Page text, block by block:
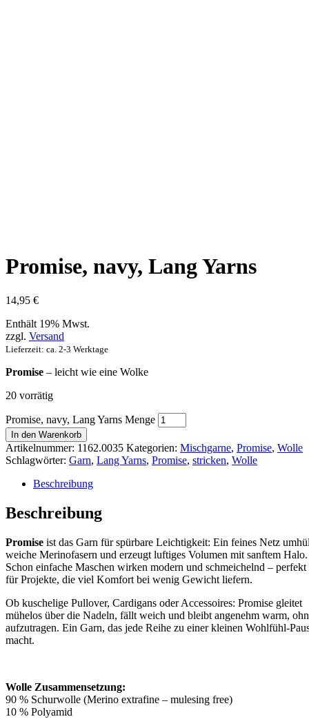
Promise, navy, Lang Yarns
14,95 €
Enthält 19% Mwst.
zzgl. Versand
Lieferzeit: ca. 2-3 Werktage
Promise – leicht wie eine Wolke
20 vorrätig
Promise, navy, Lang Yarns Menge
In den Warenkorb
Artikelnummer: 1162.0035 Kategorien: Mischgarne, Promise, Wolle
Schlagwörter: Garn, Lang Yarns, Promise, stricken, Wolle
Beschreibung
Beschreibung
Promise ist das Garn für spürbare Leichtigkeit: Ein feines Netz
weiche Merinofasern und erzeugt luftiges Volumen mit sanftem Halo.
Schon einfache Maschen wirken modern und schmeichelnd – perfekt
für Projekte, die viel Komfort bei wenig Gewicht liefern.
Ob kuschelige Pullover, Cardigans oder Accessoires: Promise gleitet
mühelos über die Nadeln, fällt weich und bleibt angenehm warm,
aufzutragen. Ein Garn, das jede Reihe zu einer kleinen Wohlfühl-
macht.
Wolle Zusammensetzung:
90 % Schurwolle (Merino extrafine – mulesing free)
10 % Polyamid